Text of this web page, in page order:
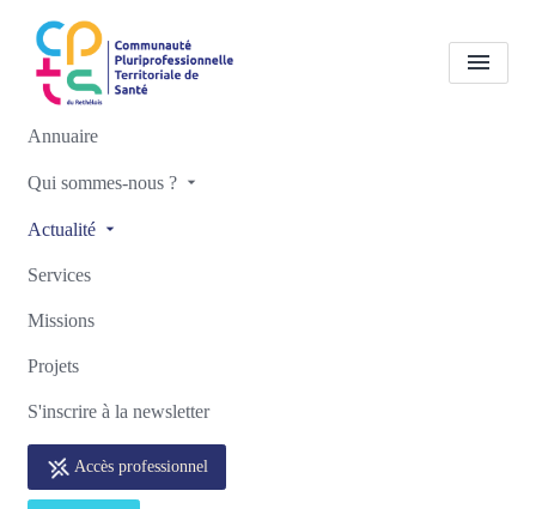
Annuaire
Qui sommes-nous ?
Actualité
Services
Missions
Projets
S'inscrire à la newsletter
Accès professionnel
Notre actualité